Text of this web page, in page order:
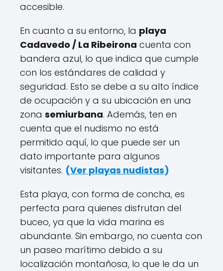
accesible.
En cuanto a su entorno, la playa
Cadavedo / La Ribeirona cuenta con
bandera azul, lo que indica que cumple
con los estándares de calidad y
seguridad. Esto se debe a su alto índice
de ocupación y a su ubicación en una
zona semiurbana. Además, ten en
cuenta que el nudismo no está
permitido aquí, lo que puede ser un
dato importante para algunos
visitantes. (Ver playas nudistas)
Esta playa, con forma de concha, es
perfecta para quienes disfrutan del
buceo, ya que la vida marina es
abundante. Sin embargo, no cuenta con
un paseo marítimo debido a su
localización montañosa, lo que le da un